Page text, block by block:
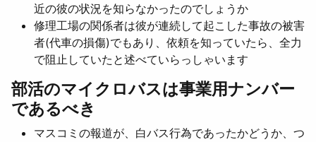
近の彼の状況を知らなかったのでしょうか
修理工場の関係者は彼が連続して起こした事故の被害
者(代車の損傷)でもあり、依頼を知っていたら、全力
で阻止していたと述べていらっしゃいます
部活のマイクロバスは事業用ナンバー
であるべき
マスコミの報道が、白バス行為であったかどうか、つ